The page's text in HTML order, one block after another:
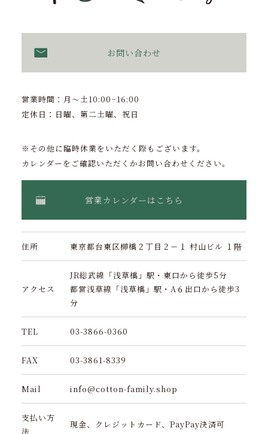
お問い合わせ
営業時間：月〜土10:00~16:00
定休日：日曜、第二土曜、祝日
※その他に臨時休業をいただく際もございます。
カレンダーをご確認いただくかお問い合わせください。
営業カレンダーはこちら
住所 東京都台東区柳橋２丁目２－１ 村山ビル １階
アクセス
JR総武線「浅草橋」駅・東口から徒歩5分
都営浅草線「浅草橋」駅・A６出口から徒歩3
分
TEL 03-3866-0360
FAX 03-3861-8339
Mail info@cotton-family.shop
支払い方
法
現金、クレジットカード、PayPay決済可